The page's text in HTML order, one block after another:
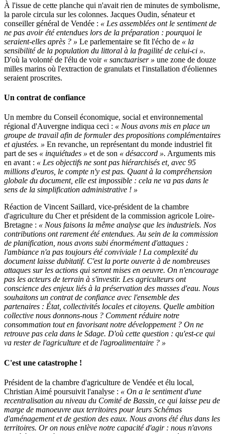
À l'issue de cette planche qui n'avait rien de minutes de symbolisme,
la parole circula sur les colonnes. Jacques Oudin, sénateur et
conseiller général de Vendée : « Les assemblées ont le sentiment de
ne pas avoir été entendues lors de la préparation : pourquoi le
seraient-elles après ? » Le parlementaire se fit l'écho de « la
sensibilité de la population du littoral à la fragilité de celui-ci ».
D'où la volonté de l'élu de voir « sanctuariser » une zone de douze
milles marins où l'extraction de granulats et l'installation d'éoliennes
seraient proscrites.
Un contrat de confiance
Un membre du Conseil économique, social et environnemental
régional d'Auvergne indiqua ceci : « Nous avons mis en place un
groupe de travail afin de formuler des propositions complémentaires
et ajustées. » En revanche, un représentant du monde industriel fit
part de ses « inquiétudes » et de son « désaccord ». Arguments mis
en avant : « Les objectifs ne sont pas hiérarchisés et, avec 95
millions d'euros, le compte n'y est pas. Quant à la compréhension
globale du document, elle est impossible : cela ne va pas dans le
sens de la simplification administrative ! »
Réaction de Vincent Saillard, vice-président de la chambre
d'agriculture du Cher et président de la commission agricole Loire-
Bretagne : « Nous faisons la même analyse que les industriels. Nos
contributions ont rarement été entendues. Au sein de la commission
de planification, nous avons subi énormément d'attaques :
l'ambiance n'a pas toujours été conviviale ! La complexité du
document laisse dubitatif. C'est la porte ouverte à de nombreuses
attaques sur les actions qui seront mises en oeuvre. On n'encourage
pas les acteurs de terrain à s'investir. Les agriculteurs ont
conscience des enjeux liés à la préservation des masses d'eau. Nous
souhaitons un contrat de confiance avec l'ensemble des
partenaires : État, collectivités locales et citoyens. Quelle ambition
collective nous donnons-nous ? Comment réduire notre
consommation tout en favorisant notre développement ? On ne
retrouve pas cela dans le Sdage. D'où cette question : qu'est-ce qui
va rester de l'agriculture et de l'agroalimentaire ? »
C'est une catastrophe !
Président de la chambre d'agriculture de Vendée et élu local,
Christian Aimé poursuivit l'analyse : « On a le sentiment d'une
recentralisation au niveau du Comité de Bassin, ce qui laisse peu de
marge de manoeuvre aux territoires pour leurs Schémas
d'aménagement et de gestion des eaux. Nous avons été élus dans les
territoires. Or on nous enlève notre capacité d'agir : nous n'avons